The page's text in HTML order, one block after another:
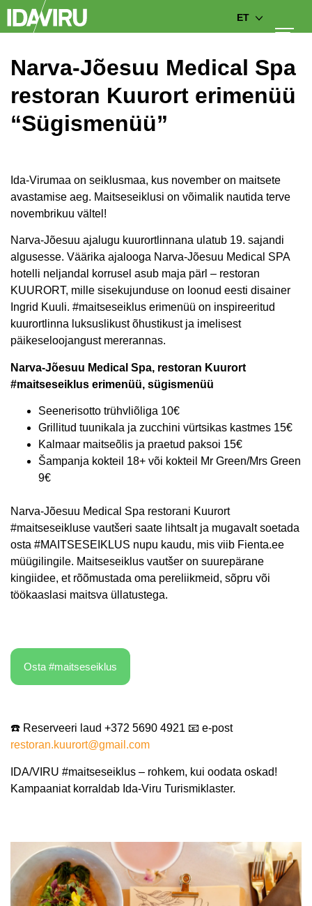
ET
Narva-Jõesuu Medical Spa
restoran Kuurort erimenüü
“Sügismenüü”
Ida-Virumaa on seiklusmaa, kus november on maitsete
avastamise aeg. Maitseseiklusi on võimalik nautida terve
novembrikuu vältel!
Narva-Jõesuu ajalugu kuurortlinnana ulatub 19. sajandi
algusesse. Väärika ajalooga Narva-Jõesuu Medical SPA
hotelli neljandal korrusel asub maja pärl – restoran
KUURORT, mille sisekujunduse on loonud eesti disainer
Ingrid Kuuli. #maitseseiklus erimenüü on inspireeritud
kuurortlinna luksuslikust õhustikust ja imelisest
päikeseloojangust mererannas.
Narva-Jõesuu Medical Spa, restoran Kuurort
#maitseseiklus erimenüü, sügismenüü
Seenerisotto trühvliõliga 10€
Grillitud tuunikala ja zucchini vürtsikas kastmes 15€
Kalmaar maitseõlis ja praetud paksoi 15€
Šampanja kokteil 18+ või kokteil Mr Green/Mrs Green
9€
Narva-Jõesuu Medical Spa restorani Kuurort
#maitseseikluse vautšeri saate lihtsalt ja mugavalt soetada
osta #MAITSESEIKLUS nupu kaudu, mis viib Fienta.ee
müügilingile. Maitseseiklus vautšer on suurepärane
kingiidee, et rõõmustada oma pereliikmeid, sõpru või
töökaaslasi maitsva üllatustega.
Osta #maitseseiklus
☎️ Reserveeri laud +372 5690 4921 📧 e-post
restoran.kuurort@gmail.com
IDA/VIRU #maitseseiklus – rohkem, kui oodata oskad!
Kampaaniat korraldab Ida-Viru Turismiklaster.